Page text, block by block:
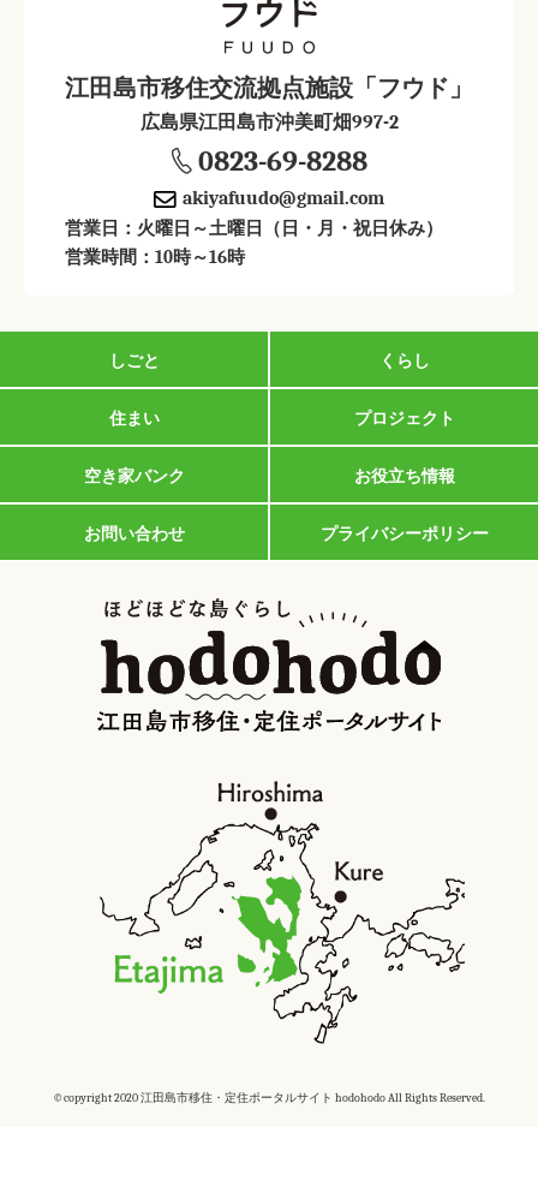
江田島市移住交流拠点施設「フウド」
広島県江田島市沖美町畑997-2
0823-69-8288
akiyafuudo@gmail.com
営業日：火曜日～土曜日（日・月・祝日休み）
営業時間：10時～16時
しごと くらし
住まい プロジェクト
空き家バンク お役立ち情報
お問い合わせ プライバシーポリシー
©copyright 2020 江田島市移住・定住ポータルサイト hodohodo All Rights Reserved.